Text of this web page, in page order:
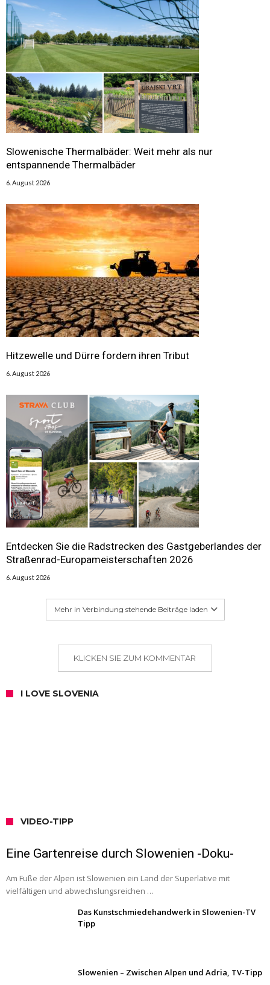
Slowenische Thermalbäder: Weit mehr als nur
entspannende Thermalbäder
6. August 2026
Hitzewelle und Dürre fordern ihren Tribut
6. August 2026
Entdecken Sie die Radstrecken des Gastgeberlandes der
Straßenrad-Europameisterschaften 2026
6. August 2026
Mehr in Verbindung stehende Beiträge laden
KLICKEN SIE ZUM KOMMENTAR
I LOVE SLOVENIA
VIDEO-TIPP
Eine Gartenreise durch Slowenien -Doku-
Am Fuße der Alpen ist Slowenien ein Land der Superlative mit
vielfältigen und abwechslungsreichen …
Das Kunstschmiedehandwerk in Slowenien-TV
Tipp
Slowenien – Zwischen Alpen und Adria, TV-Tipp